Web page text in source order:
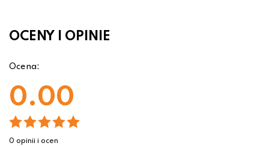
OCENY I OPINIE
Ocena:
0.00
0 opinii i ocen